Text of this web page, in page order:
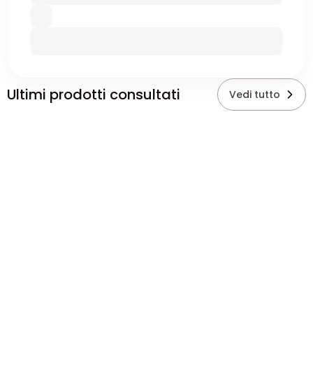
Ultimi prodotti consultati Vedi tutto